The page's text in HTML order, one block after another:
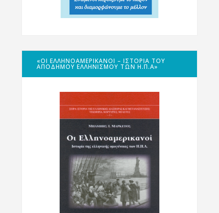
«ΟΙ ΕΛΛΗΝΟΑΜΕΡΙΚΑΝΟΊ – ΙΣΤΟΡΊΑ ΤΟΥ
ΑΠΌΔΗΜΟΥ ΕΛΛΗΝΙΣΜΟΎ ΤΩΝ Η.Π.Α»